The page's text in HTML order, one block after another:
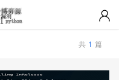
共 1 篇